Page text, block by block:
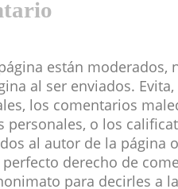
están moderados,
al ser enviados.
los comentarios
personales, o los
al autor de la página
derecho de
para decirles a